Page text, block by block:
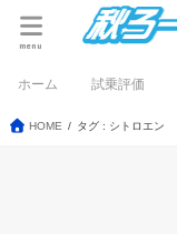
menu
ホーム 試乗評価
HOME タグ : シトロエン